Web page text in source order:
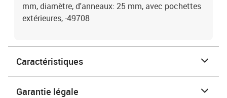
mm, diamètre, d'anneaux: 25 mm, avec pochettes
extérieures, -49708
Caractéristiques
Garantie légale